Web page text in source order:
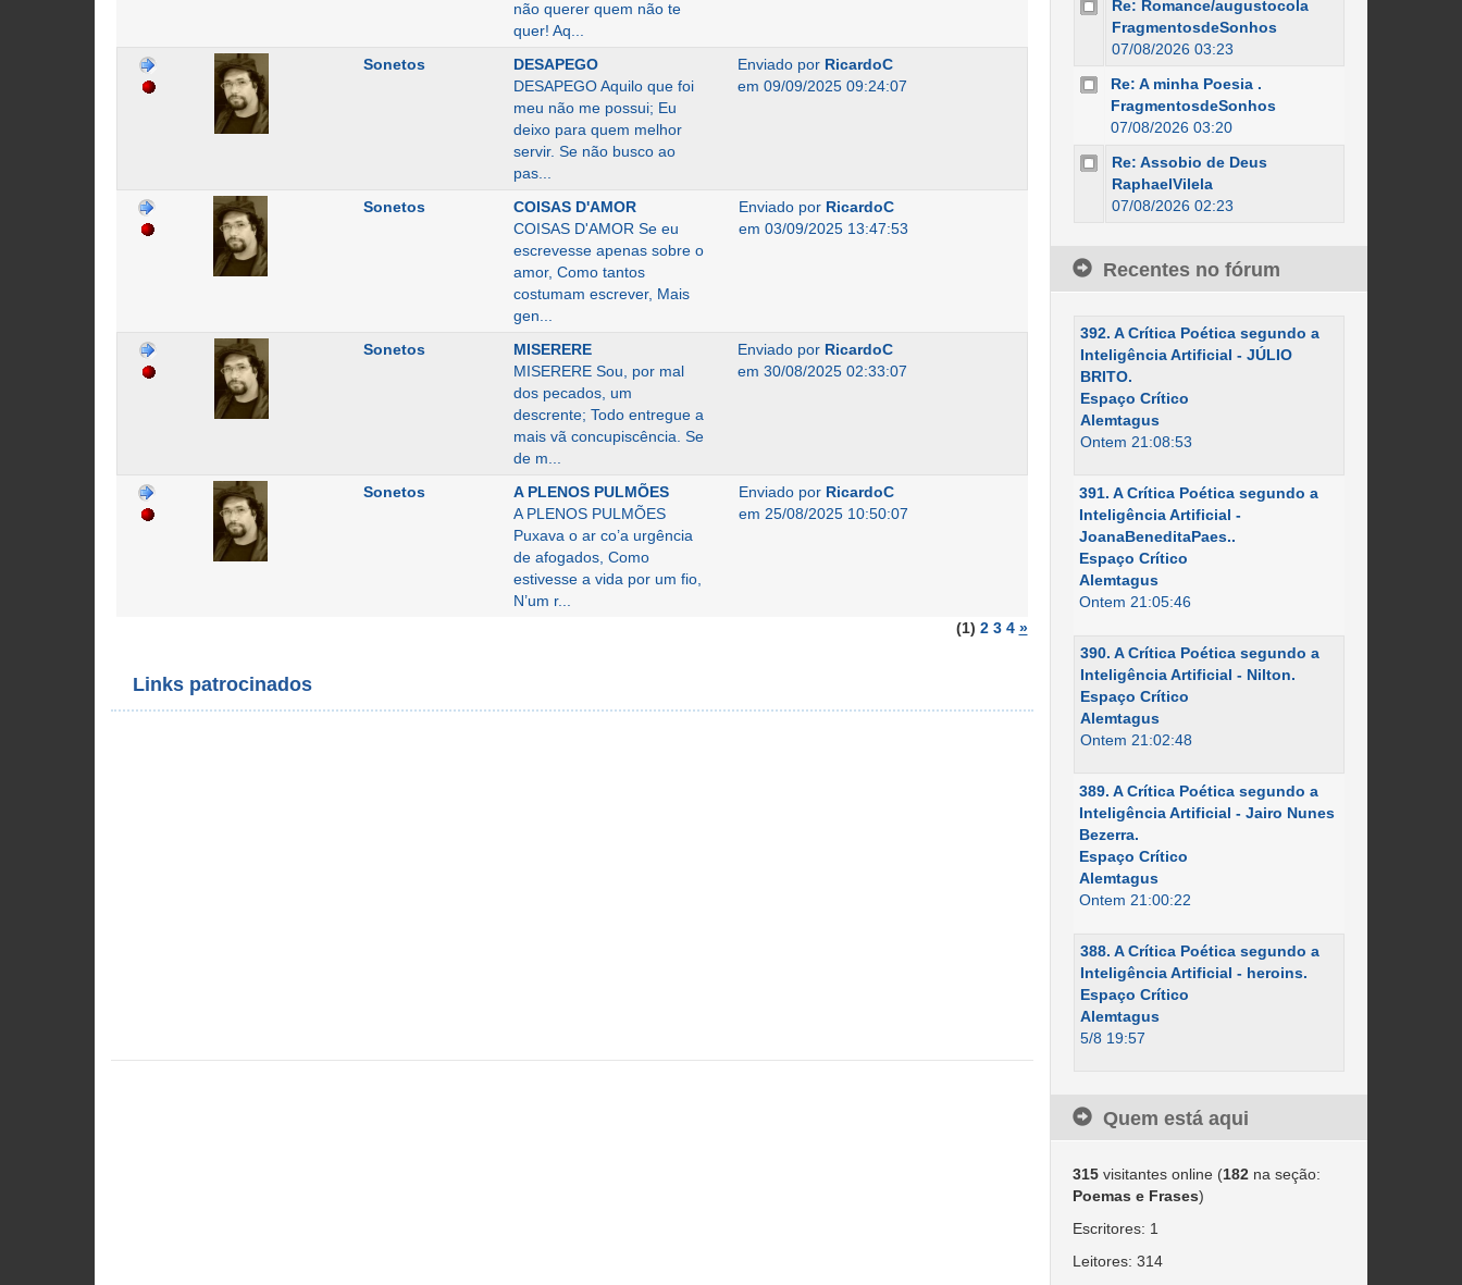
não querer quem não te
quer! Aq...
Sonetos
DESAPEGO
DESAPEGO Aquilo que foi
meu não me possui; Eu
deixo para quem melhor
servir. Se não busco ao
pas...
Enviado por RicardoC
em 09/09/2025 09:24:07
Sonetos
COISAS D'AMOR
COISAS D'AMOR Se eu
escrevesse apenas sobre o
amor, Como tantos
costumam escrever, Mais
gen...
Enviado por RicardoC
em 03/09/2025 13:47:53
Sonetos
MISERERE
MISERERE Sou, por mal
dos pecados, um
descrente; Todo entregue a
mais vã concupiscência. Se
de m...
Enviado por RicardoC
em 30/08/2025 02:33:07
Sonetos
A PLENOS PULMÕES
A PLENOS PULMÕES
Puxava o ar co’a urgência
de afogados, Como
estivesse a vida por um fio,
N’um r...
Enviado por RicardoC
em 25/08/2025 10:50:07
(1) 2 3 4 »
Links patrocinados
Re: Romance/augustocola
FragmentosdeSonhos
07/08/2026 03:23
Re: A minha Poesia .
FragmentosdeSonhos
07/08/2026 03:20
Re: Assobio de Deus
RaphaelVilela
07/08/2026 02:23
Recentes no fórum
392. A Crítica Poética segundo a
Inteligência Artificial - JÚLIO
BRITO.
Espaço Crítico
Alemtagus
Ontem 21:08:53
391. A Crítica Poética segundo a
Inteligência Artificial -
JoanaBeneditaPaes..
Espaço Crítico
Alemtagus
Ontem 21:05:46
390. A Crítica Poética segundo a
Inteligência Artificial - Nilton.
Espaço Crítico
Alemtagus
Ontem 21:02:48
389. A Crítica Poética segundo a
Inteligência Artificial - Jairo Nunes
Bezerra.
Espaço Crítico
Alemtagus
Ontem 21:00:22
388. A Crítica Poética segundo a
Inteligência Artificial - heroins.
Espaço Crítico
Alemtagus
5/8 19:57
Quem está aqui
315visitantes online (182na seção:
Poemas e Frases)
Escritores: 1
Leitores: 314